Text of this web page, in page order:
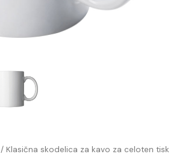
/ Klasična skodelica za kavo za celoten tisk